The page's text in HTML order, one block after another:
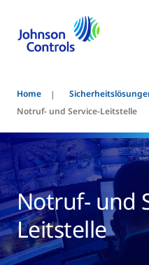
Home
Notruf- und Service-Leitstelle
Notruf- und
Leitstelle